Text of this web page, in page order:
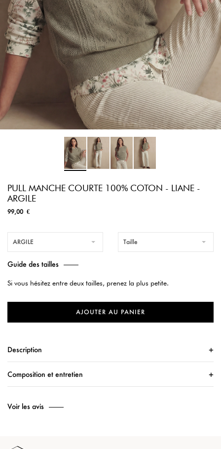
PULL MANCHE COURTE 100% COTON - LIANE -
ARGILE
99,00 €
ARGILE Taille
Guide des tailles
Si vous hésitez entre deux tailles, prenez la plus petite.
AJOUTER AU PANIER
Description
Composition et entretien
Voir les avis